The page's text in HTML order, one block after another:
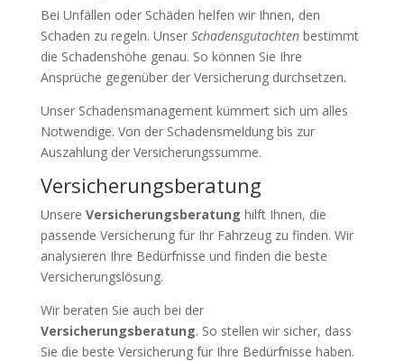
Bei Unfällen oder Schäden helfen wir Ihnen, den
Schaden zu regeln. Unser Schadensgutachtenbestimmt
die Schadenshöhe genau. So können Sie Ihre
Ansprüche gegenüber der Versicherung durchsetzen.
Unser Schadensmanagement kümmert sich um alles
Notwendige. Von der Schadensmeldung bis zur
Auszahlung der Versicherungssumme.
Versicherungsberatung
Unsere Versicherungsberatung hilft Ihnen, die
passende Versicherung für Ihr Fahrzeug zu finden. Wir
analysieren Ihre Bedürfnisse und finden die beste
Versicherungslösung.
Wir beraten Sie auch bei der
Versicherungsberatung. So stellen wir sicher, dass
Sie die beste Versicherung für Ihre Bedürfnisse haben.